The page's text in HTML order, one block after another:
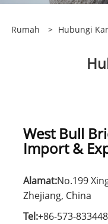
Rumah > Hubungi
West Bull
Import &
Alamat:No.199
Zhejiang, China
Tel:+86-573-